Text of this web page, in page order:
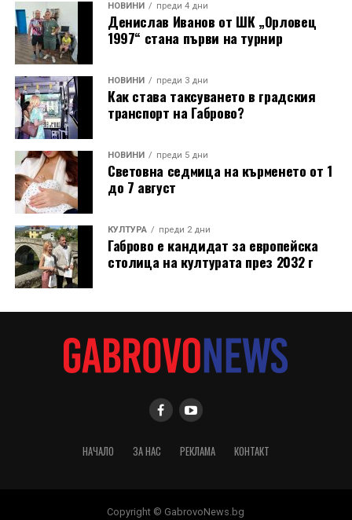
НОВИНИ преди 4 дни
Денислав Иванов от ШК „Орловец
1997“ стана първи на турнир
НОВИНИ преди 3 дни
Как става таксуването в градския
транспорт на Габрово?
НОВИНИ преди 5 дни
Световна седмица на кърменето от 1
до 7 август
КУЛТУРА преди 2 дни
Габрово е кандидат за европейска
столица на културата през 2032 г
НАЧАЛО ЗА НАС РЕКЛАМА КОНТАКТ
Copyright © GabrovoNews.bg